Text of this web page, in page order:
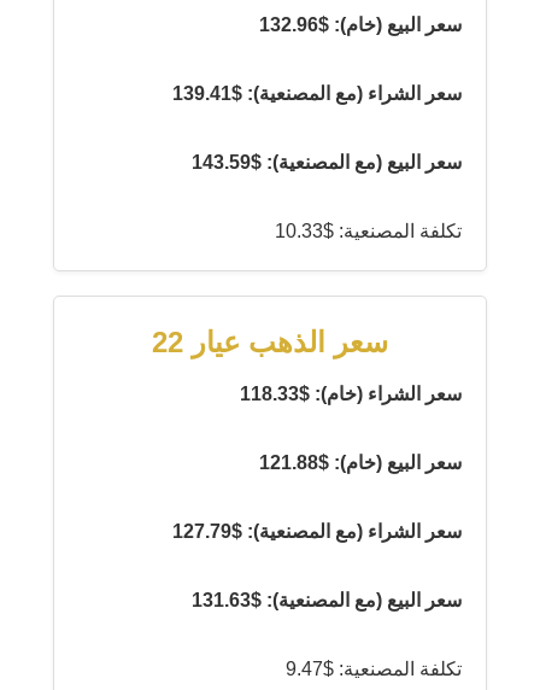
سعر البيع (خام): $132.96
سعر الشراء (مع المصنعية): $139.41
سعر البيع (مع المصنعية): $143.59
تكلفة المصنعية: $10.33
سعر الذهب عيار 22
سعر الشراء (خام): $118.33
سعر البيع (خام): $121.88
سعر الشراء (مع المصنعية): $127.79
سعر البيع (مع المصنعية): $131.63
تكلفة المصنعية: $9.47